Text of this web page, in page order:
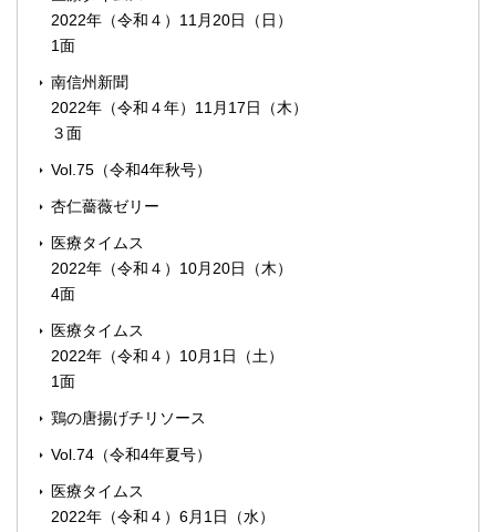
2022年（令和４）11月20日（日）
1面
南信州新聞
2022年（令和４年）11月17日（木）
３面
Vol.75（令和4年秋号）
杏仁薔薇ゼリー
医療タイムス
2022年（令和４）10月20日（木）
4面
医療タイムス
2022年（令和４）10月1日（土）
1面
鶏の唐揚げチリソース
Vol.74（令和4年夏号）
医療タイムス
2022年（令和４）6月1日（水）